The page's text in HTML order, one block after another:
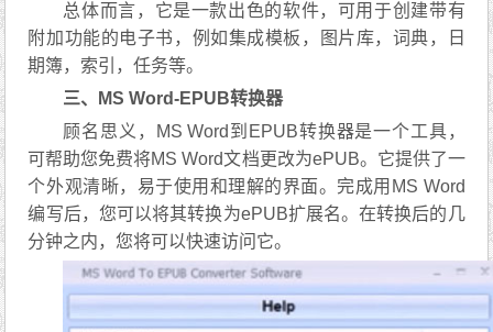
总体而言，它是一款出色的软件，可用于创建带有
附加功能的电子书，例如集成模板，图片库，词典，日
期簿，索引，任务等。
三、MS Word-EPUB转换器
顾名思义，MS Word到EPUB转换器是一个工具，
可帮助您免费将MS Word文档更改为ePUB。它提供了一
个外观清晰，易于使用和理解的界面。完成用MS Word
编写后，您可以将其转换为ePUB扩展名。在转换后的几
分钟之内，您将可以快速访问它。